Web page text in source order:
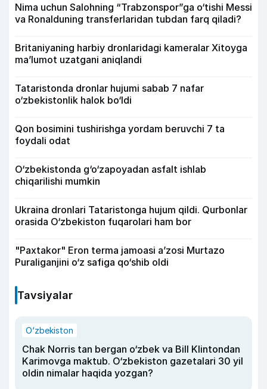
Nima uchun Salohning “Trabzonspor”ga o‘tishi Messi
va Ronalduning transferlaridan tubdan farq qiladi?
Britaniyaning harbiy dronlaridagi kameralar Xitoyga
ma’lumot uzatgani aniqlandi
Tataristonda dronlar hujumi sabab 7 nafar
o‘zbekistonlik halok bo‘ldi
Qon bosimini tushirishga yordam beruvchi 7 ta
foydali odat
O‘zbekistonda g‘o‘zapoyadan asfalt ishlab
chiqarilishi mumkin
Ukraina dronlari Tataristonga hujum qildi. Qurbonlar
orasida O‘zbekiston fuqarolari ham bor
"Paxtakor" Eron terma jamoasi a’zosi Murtazo
Puraliganjini o‘z safiga qo‘shib oldi
Tavsiyalar
O‘zbekiston
Chak Norris tan bergan o‘zbek va Bill Klintondan
Karimovga maktub. O‘zbekiston gazetalari 30 yil
oldin nimalar haqida yozgan?